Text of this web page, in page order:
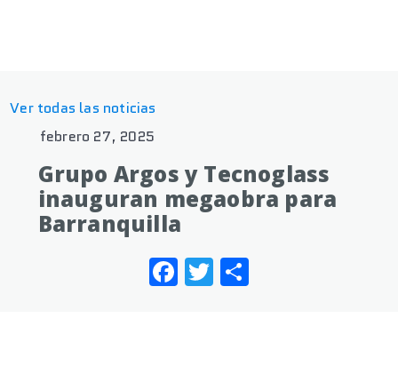
Ver todas las noticias
febrero 27, 2025
Grupo Argos y Tecnoglass
inauguran megaobra para
Barranquilla
Facebook
Twitter